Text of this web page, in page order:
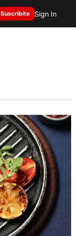
Suscribite Sign In